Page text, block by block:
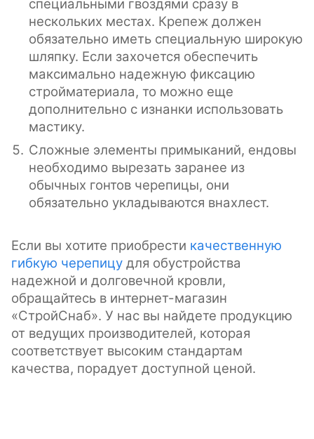
специальными гвоздями сразу в
нескольких местах. Крепеж должен
обязательно иметь специальную широкую
шляпку. Если захочется обеспечить
максимально надежную фиксацию
стройматериала, то можно еще
дополнительно с изнанки использовать
мастику.
Сложные элементы примыканий, ендовы
необходимо вырезать заранее из
обычных гонтов черепицы, они
обязательно укладываются внахлест.
Если вы хотите приобрести качественную
гибкую черепицу для обустройства
надежной и долговечной кровли,
обращайтесь в интернет-магазин
«СтройСнаб». У нас вы найдете продукцию
от ведущих производителей, которая
соответствует высоким стандартам
качества, порадует доступной ценой.